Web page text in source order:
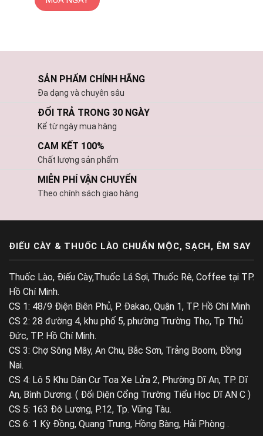
SẢN PHẨM CHÍNH HÃNG
Đa dạng và chuyên sâu
ĐỔI TRẢ TRONG 30 NGÀY
Kể từ ngày mua hàng
CAM KẾT 100%
Chất lượng sản phẩm
MIỄN PHÍ VẬN CHUYỂN
Theo chính sách giao hàng
ĐIẾU CÀY & THUỐC LÀO CHUẨN MỘC, SẠCH, ÊM SAY
Thuốc Lào, Điếu Cày,Thuốc Lá Sợi, Thuốc Rê, Coffee tại TP.
Hồ Chí Minh.
CS 1: 48/9 Điện Biên Phủ, P. Đakao, Quận 1, TP. Hồ Chí Minh
CS 2: 28 đường 4, khu phố 5, phường Trường Thọ, Tp Thủ
Đức, TP. Hồ Chí Minh.
CS 3: Chợ Sông Mây, An Chu, Bắc Sơn, Trảng Boom, Đồng
Nai.
CS 4: Lô 5 Khu Dân Cư Toa Xe Lửa 2, Phường Dĩ An, TP. Dĩ
An, Bình Dương. ( Đối Diện Cổng Trường Tiểu Học Dĩ AN C )
CS 5: 163 Đô Lương, P.12, Tp. Vũng Tàu.
CS 6: 1 Kỳ Đồng, Quang Trung, Hồng Bàng, Hải Phòng .